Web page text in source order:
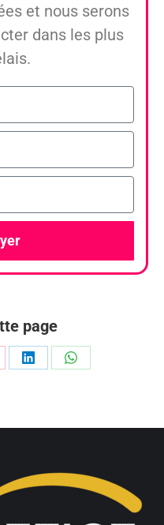
et nous serons
dans les plus
page